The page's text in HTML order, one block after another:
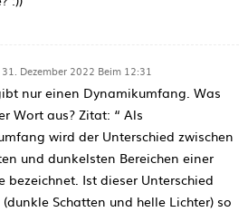
31. Dezember 2022 Beim 12:31
nur einen Dynamikumfang. Was
Wort aus? Zitat: “ Als
wird der Unterschied zwischen
und dunkelsten Bereichen einer
bezeichnet. Ist dieser Unterschied
Schatten und helle Lichter) so